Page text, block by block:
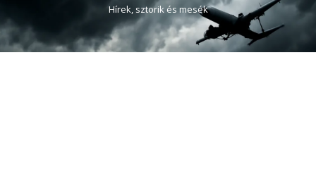
Hírek, sztorik és mesék